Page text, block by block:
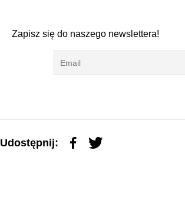
Zapisz się do naszego newslettera!
Udostępnij: